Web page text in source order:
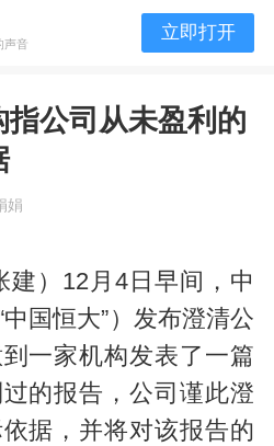
声音
立即打开
公司从未盈利的
娟
建）12月4日早间，中
国恒大”）发布澄清公
一家机构发表了一篇
的报告，公司谨此澄
据，并将对该报告的